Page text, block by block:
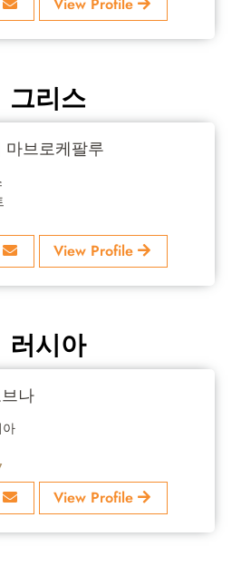
그리스
마브로케팔루
View Profile
러시아
나
View Profile